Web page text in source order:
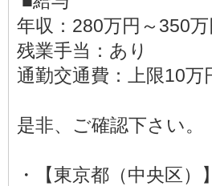
年収：280万円～350万
残業手当：あり
通勤交通費：上限10万
是非、ご確認下さい。
・【東京都（中央区